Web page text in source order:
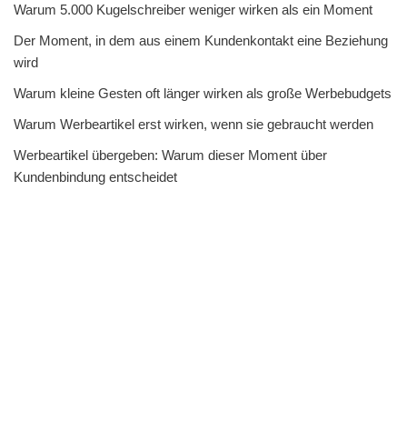
Warum 5.000 Kugelschreiber weniger wirken als ein Moment
Der Moment, in dem aus einem Kundenkontakt eine Beziehung
wird
Warum kleine Gesten oft länger wirken als große Werbebudgets
Warum Werbeartikel erst wirken, wenn sie gebraucht werden
Werbeartikel übergeben: Warum dieser Moment über
Kundenbindung entscheidet